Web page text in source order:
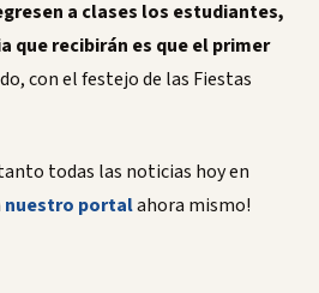
a clases los estudiantes,
que recibirán es que el primer
con el festejo de las Fiestas
todas las noticias hoy en
nuestro portalahora mismo!